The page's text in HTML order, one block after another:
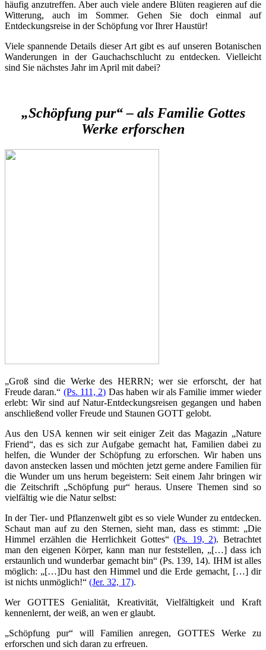
häufig anzutreffen. Aber auch viele andere Blüten reagieren auf die
Witterung, auch im Sommer. Gehen Sie doch einmal auf
Entdeckungsreise in der Schöpfung vor Ihrer Haustür!
Viele spannende Details dieser Art gibt es auf unseren Botanischen
Wanderungen in der Gauchachschlucht zu entdecken. Vielleicht
sind Sie nächstes Jahr im April mit dabei?
„Schöpfung pur“ – als Familie Gottes
Werke erforschen
„Groß sind die Werke des HERRN; wer sie erforscht, der hat
Freude daran.“ (Ps. 111, 2) Das haben wir als Familie immer wieder
erlebt: Wir sind auf Natur-Entdeckungsreisen gegangen und haben
anschließend voller Freude und Staunen GOTT gelobt.
Aus den USA kennen wir seit einiger Zeit das Magazin „Nature
Friend“, das es sich zur Aufgabe gemacht hat, Familien dabei zu
helfen, die Wunder der Schöpfung zu erforschen. Wir haben uns
davon anstecken lassen und möchten jetzt gerne andere Familien für
die Wunder um uns herum begeistern: Seit einem Jahr bringen wir
die Zeitschrift „Schöpfung pur“ heraus. Unsere Themen sind so
vielfältig wie die Natur selbst:
In der Tier- und Pflanzenwelt gibt es so viele Wunder zu entdecken.
Schaut man auf zu den Sternen, sieht man, dass es stimmt: „Die
Himmel erzählen die Herrlichkeit Gottes“(Ps. 19, 2). Betrachtet
man den eigenen Körper, kann man nur feststellen, „[…] dass ich
erstaunlich und wunderbar gemacht bin“ (Ps. 139, 14). IHM ist alles
möglich: „[…]Du hast den Himmel und die Erde gemacht, […] dir
ist nichts unmöglich!“ (Jer. 32, 17).
Wer GOTTES Genialität, Kreativität, Vielfältigkeit und Kraft
kennenlernt, der weiß, an wen er glaubt.
„Schöpfung pur“ will Familien anregen, GOTTES Werke zu
erforschen und sich daran zu erfreuen.